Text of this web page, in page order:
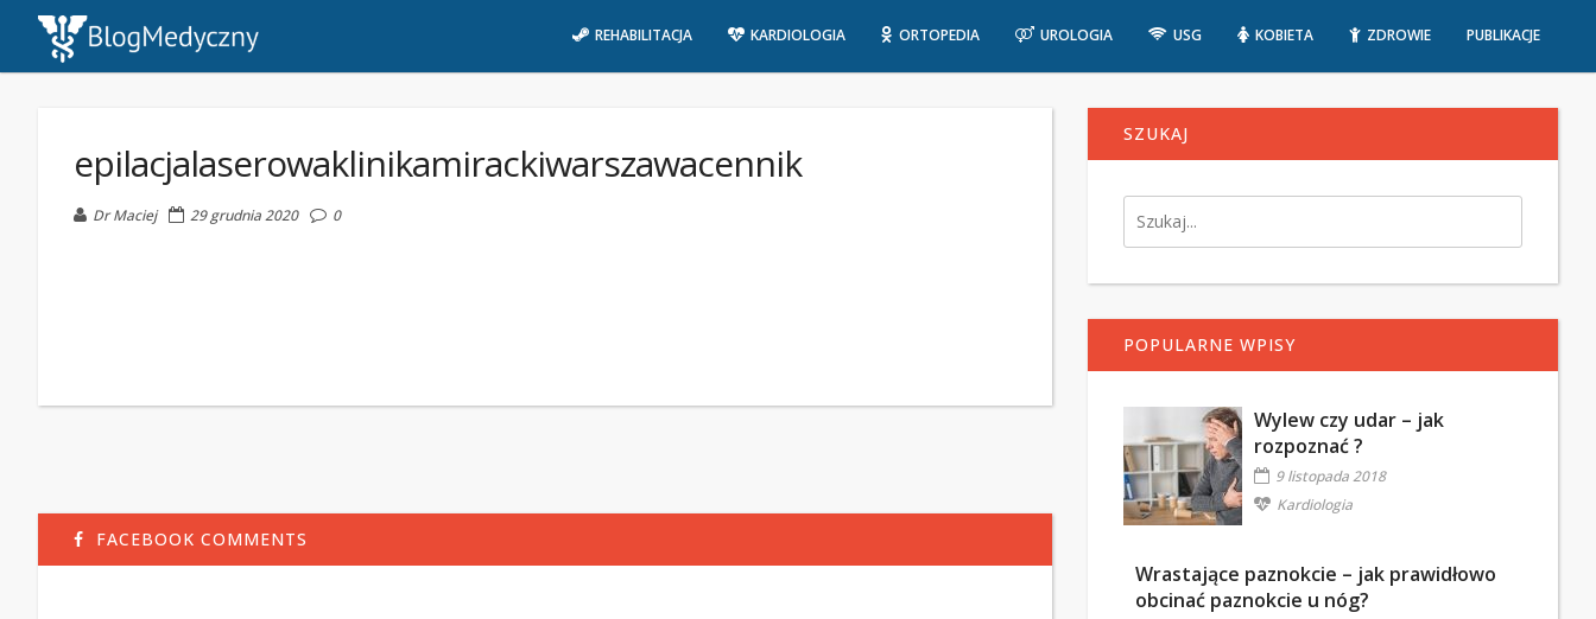
REHABILITACJA KARDIOLOGIA ORTOPEDIA UROLOGIA USG KOBIETA ZDROWIE PUBLIKACJE
epilacjalaserowaklinikamirackiwarszawacennik
Dr Maciej 29 grudnia 2020 0
FACEBOOK COMMENTS
SZUKAJ
POPULARNE WPISY
Wylew czy udar – jak
rozpoznać ?
9 listopada 2018
Kardiologia
Wrastające paznokcie – jak prawidłowo
obcinać paznokcie u nóg?